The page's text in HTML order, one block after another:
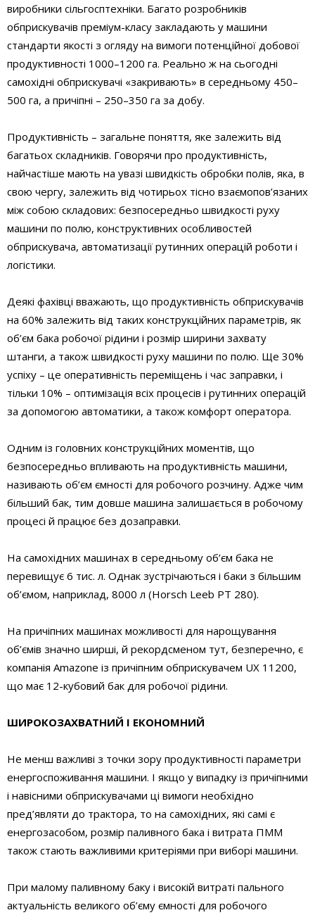
виробники сільгосптехніки. Багато розробників
обприскувачів преміум-класу закладають у машини
стандарти якості з огляду на вимоги потенційної добової
продуктивності 1000–1200 га. Реально ж на сьогодні
самохідні обприскувачі «закривають» в середньому 450–
500 га, а причіпні – 250–350 га за добу.
Продуктивність – загальне поняття, яке залежить від
багатьох складників. Говорячи про продуктивність,
найчастіше мають на увазі швидкість обробки полів, яка, в
свою чергу, залежить від чотирьох тісно взаємопов’язаних
між собою складових: безпосередньо швидкості руху
машини по полю, конструктивних особливостей
обприскувача, автоматизації рутинних операцій роботи і
логістики.
Деякі фахівці вважають, що продуктивність обприскувачів
на 60% залежить від таких конструкційних параметрів, як
об’єм бака робочої рідини і розмір ширини захвату
штанги, а також швидкості руху машини по полю. Ще 30%
успіху – це оперативність переміщень і час заправки, і
тільки 10% – оптимізація всіх процесів і рутинних операцій
за допомогою автоматики, а також комфорт оператора.
Одним із головних конструкційних моментів, що
безпосередньо впливають на продуктивність машини,
називають об’єм ємності для робочого розчину. Адже чим
більший бак, тим довше машина залишається в робочому
процесі й працює без дозаправки.
На самохідних машинах в середньому об’єм бака не
перевищує 6 тис. л. Однак зустрічаються і баки з більшим
об’ємом, наприклад, 8000 л (Horsch Leeb PT 280).
На причіпних машинах можливості для нарощування
об’ємів значно ширші, й рекордсменом тут, безперечно, є
компанія Amazone із причіпним обприскувачем UХ 11200,
що має 12-кубовий бак для робочої рідини.
ШИРОКОЗАХВАТНИЙ І ЕКОНОМНИЙ
Не менш важливі з точки зору продуктивності параметри
енергоспоживання машини. І якщо у випадку із причіпними
і навісними обприскувачами ці вимоги необхідно
пред’являти до трактора, то на самохідних, які самі є
енергозасобом, розмір паливного бака і витрата ПММ
також стають важливими критеріями при виборі машини.
При малому паливному баку і високій витраті пального
актуальність великого об’єму ємності для робочого